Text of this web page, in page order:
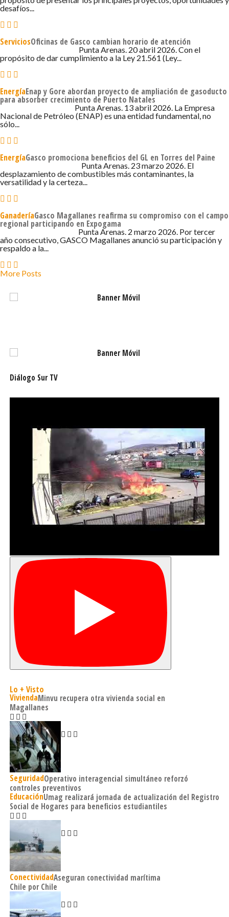
desafíos...
ServiciosOficinas de Gasco cambian horario de atención
Punta Arenas. 20 abril 2026. Con el
propósito de dar cumplimiento a la Ley 21.561 (Ley...
EnergíaEnap y Gore abordan proyecto de ampliación de gasoducto
para absorber crecimiento de Puerto Natales
13 DE ABRIL DE 2026 - 1:44 Punta Arenas. 13 abril 2026. La Empresa
Nacional de Petróleo (ENAP) es una entidad fundamental, no
sólo...
EnergíaGasco promociona beneficios del GL en Torres del Paine
23 DE MARZO DE 2026 - 7:00 Punta Arenas. 23 marzo 2026. El
desplazamiento de combustibles más contaminantes, la
versatilidad y la certeza...
GanaderíaGasco Magallanes reafirma su compromiso con el campo
regional participando en Expogama
2 DE MARZO DE 2026 - 6:03 Punta Arenas. 2 marzo 2026. Por tercer
año consecutivo, GASCO Magallanes anunció su participación y
respaldo a la...
More Posts
Diálogo Sur TV
Lo + Visto
ViviendaMinvu recupera otra vivienda social en
Magallanes
SeguridadOperativo interagencial simultáneo reforzó
controles preventivos
EducaciónUmag realizará jornada de actualización del Registro
Social de Hogares para beneficios estudiantiles
ConectividadAseguran conectividad marítima
Chile por Chile